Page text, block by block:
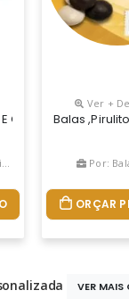
Coloridas
Ver +
Balas
Por:
ORÇAR
VER MAIS